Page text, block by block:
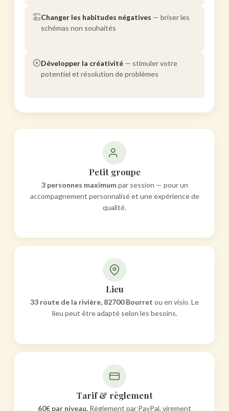
Changer les habitudes négatives — briser les
schémas non souhaités
Développer la créativité — stimuler votre
potentiel et résolution de problèmes
Petit groupe
3 personnes maximumpar session — pour un
accompagnement personnalisé et une expérience de
qualité.
Lieu
33 route de la rivière, 82700 Bourret ou en visio. Le
lieu peut être adapté selon les besoins.
Tarif & règlement
60€ par niveau. Règlement par PayPal, virement